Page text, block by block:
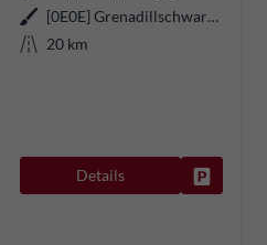
[0E0E] Grenadillschwarz Metallic
20 km
Details